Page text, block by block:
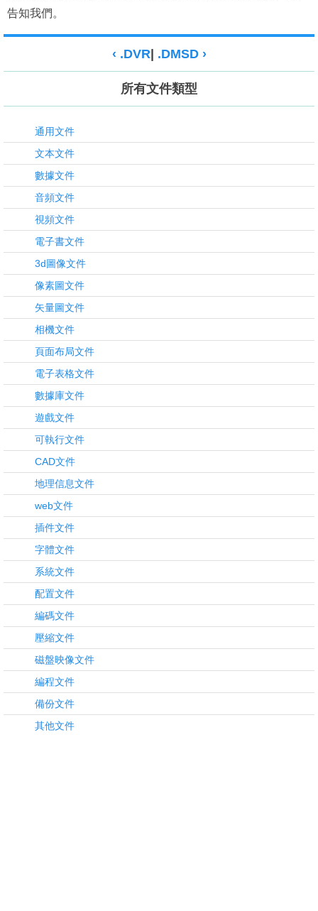
告知我們。
‹ .DVR| .DMSD ›
所有文件類型
通用文件
文本文件
數據文件
音頻文件
視頻文件
電子書文件
3d圖像文件
像素圖文件
矢量圖文件
相機文件
頁面布局文件
電子表格文件
數據庫文件
遊戲文件
可執行文件
CAD文件
地理信息文件
web文件
插件文件
字體文件
系統文件
配置文件
編碼文件
壓縮文件
磁盤映像文件
編程文件
備份文件
其他文件